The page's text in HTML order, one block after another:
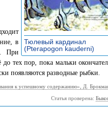
Тюлевый кардинал
(Pterapogon kauderni)
в
При
тех пор, пока мальки
появляются разводные рыбки.
к успешному содержанию», Д.
Статья проверена: